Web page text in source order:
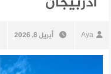
Aya أبريل 8, 2026